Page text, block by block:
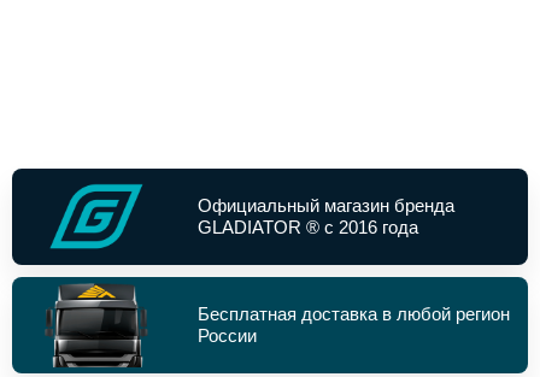
Официальный магазин бренда
GLADIATOR ® с 2016 года
Бесплатная доставка в любой регион
России